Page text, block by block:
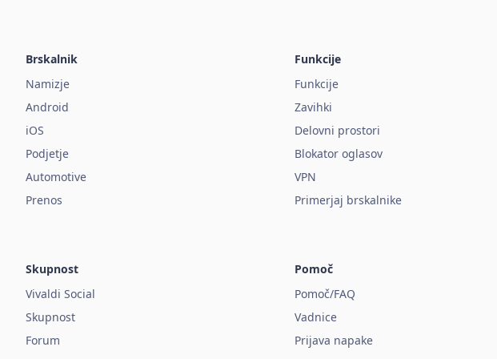
Brskalnik
Namizje
Android
iOS
Podjetje
Automotive
Prenos
Funkcije
Funkcije
Zavihki
Delovni prostori
Blokator oglasov
VPN
Primerjaj brskalnike
Skupnost
Vivaldi Social
Skupnost
Forum
Pomoč
Pomoč/FAQ
Vadnice
Prijava napake